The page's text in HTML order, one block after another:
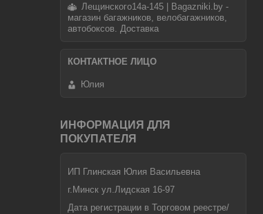
Лещинского14а-145 | Bagazniki.by -
магазин багажников, велобагажников,
автобоксов. Доставка
Юлия
ИНФОРМАЦИЯ ДЛЯ
ПОКУПАТЕЛЯ
ИП Глинская Юлия Васильевна
г.Минск ул.Лидская 16-97
Дата регистрации в Торговом реестре/